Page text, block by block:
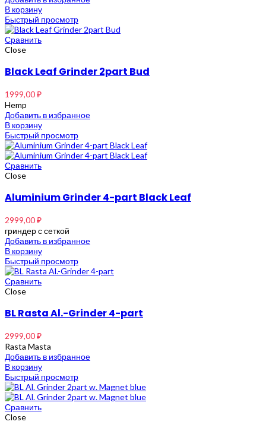
В корзину
Быстрый просмотр
Сравнить
Close
Black Leaf Grinder 2part Bud
1999,00₽
Hemp
Добавить в избранное
В корзину
Быстрый просмотр
Сравнить
Close
Aluminium Grinder 4-part Black Leaf
2999,00₽
гриндер с сеткой
Добавить в избранное
В корзину
Быстрый просмотр
Сравнить
Close
BL Rasta Al.-Grinder 4-part
2999,00₽
Rasta Masta
Добавить в избранное
В корзину
Быстрый просмотр
Сравнить
Close